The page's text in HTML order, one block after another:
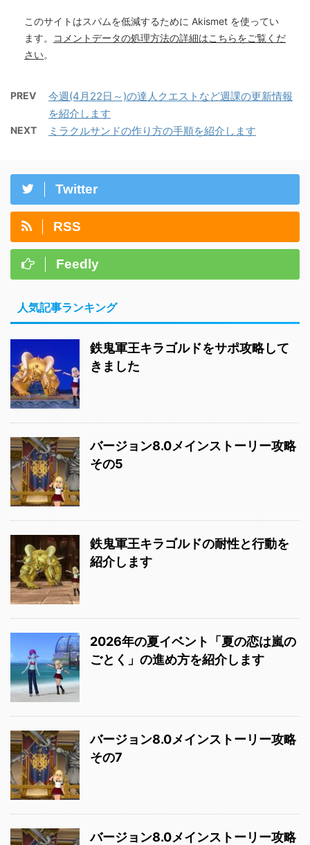
このサイトはスパムを低減するために Akismet を使ってい
ます。
コメントデータの処理方法の詳細はこちらをご覧くだ
さい。
PREV
今週(4月22日～)の達人クエストなど週課の更新情報
を紹介します
NEXT ミラクルサンドの作り方の手順を紹介します
Twitter
RSS
Feedly
人気記事ランキング
鉄鬼軍王キラゴルドをサポ攻略して
きました
バージョン8.0メインストーリー攻略
その5
鉄鬼軍王キラゴルドの耐性と行動を
紹介します
2026年の夏イベント「夏の恋は嵐の
ごとく」の進め方を紹介します
バージョン8.0メインストーリー攻略
その7
バージョン8.0メインストーリー攻略